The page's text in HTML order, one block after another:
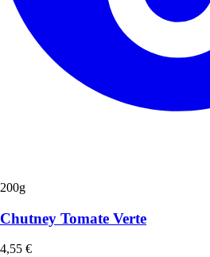
200g
Chutney Tomate Verte
4,55 €